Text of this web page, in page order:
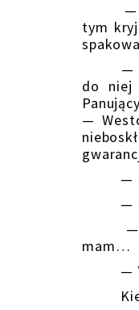
—
tym
—
do niej
—
—
— Nie
—
mam…
—
Kiedy